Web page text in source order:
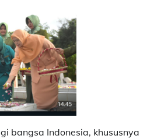
bangsa Indonesia, khususnya